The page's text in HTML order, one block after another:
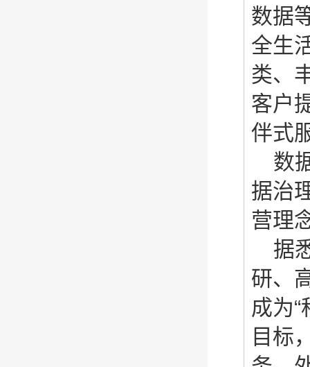
数据
全生
类、
客户
伴式
数
据治
营理
据
研、
成为
目标